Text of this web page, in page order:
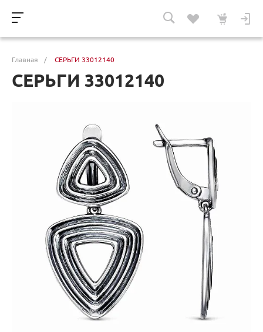
Главная / СЕРЬГИ 33012140
СЕРЬГИ 33012140